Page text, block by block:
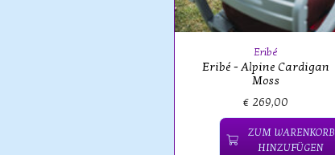
Eribé
Eribé - Alpine Cardigan
Moss
€ 269,00
ZUM WARENKORB
HINZUFÜGEN